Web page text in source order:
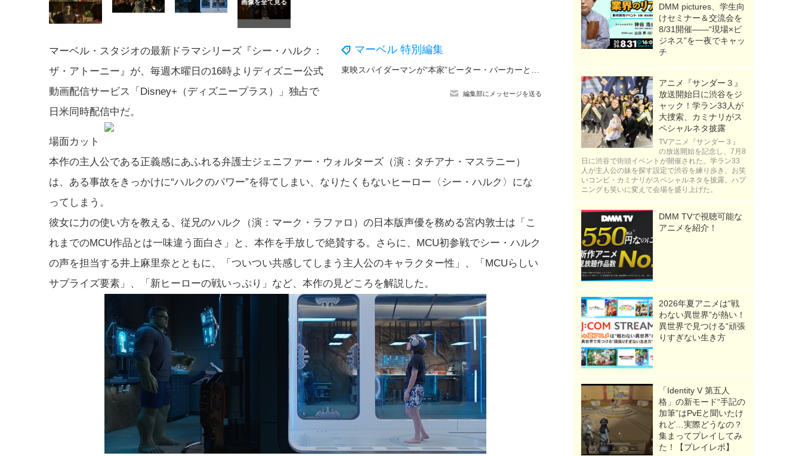
マーベル 特別編集
編集部にメッセージを送る
マーベル・スタジオの最新ドラマシリーズ『シー・ハルク：
ザ・アトーニー』が、毎週木曜日の16時よりディズニー公式
動画配信サービス「Disney+（ディズニープラス）」独占で
日米同時配信中だ。
場面カット
本作の主人公である正義感にあふれる弁護士ジェニファー・ウォルターズ（演：タチアナ・マスラニー）
は、ある事故をきっかけに“ハルクのパワー”を得てしまい、なりたくもないヒーロー〈シー・ハルク〉にな
ってしまう。
彼女に力の使い方を教える、従兄のハルク（演：マーク・ラファロ）の日本版声優を務める宮内敦士は「こ
れまでのMCU作品とは一味違う面白さ」と、本作を手放しで絶賛する。さらに、MCU初参戦でシー・ハルク
の声を担当する井上麻里奈とともに、「ついつい共感してしまう主人公のキャラクター性」、「MCUらしい
サプライズ要素」、「新ヒーローの戦いっぷり」など、本作の見どころを解説した。
DMM pictures、学生向
けセミナー＆交流会を
8/31開催――“現場×ビ
ジネス”を一夜でキャッ
チ
アニメ『サンダー３』
放送開始日に渋谷をジ
ャック！学ラン33人が
大捜索、カミナリがス
ペシャルネタ披露
TVアニメ『サンダー３』
の放送開始を記念し、7月8
日に渋谷で街頭イベントが開催された。学ラン33
人が主人公の妹を探す設定で渋谷を練り歩き、お笑
いコンビ・カミナリがスペシャルネタを披露。ハプ
ニングも笑いに変えて会場を盛り上げた。
DMM TVで視聴可能な
アニメを紹介！
2026年夏アニメは“戦
わない異世界”が熱い！
異世界で見つける“頑張
りすぎない生き方
「Identity V 第五人
格」の新モード“手記の
加筆”はPvEと聞いたけ
れど…実際どうなの？
集まってプレイしてみ
た！【プレイレポ】